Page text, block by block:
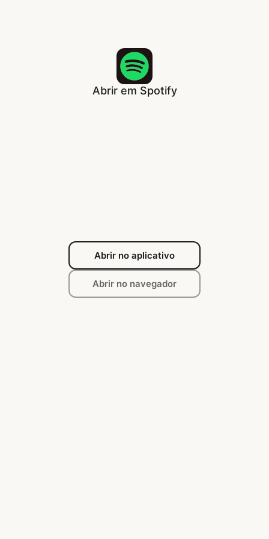
Abrir em Spotify
Abrir no aplicativo
Abrir no navegador